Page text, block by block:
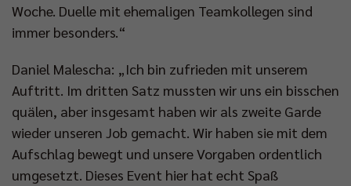
Woche. Duelle mit ehemaligen Teamkollegen sind
immer besonders.“
Daniel Malescha: „Ich bin zufrieden mit unserem
Auftritt. Im dritten Satz mussten wir uns ein bisschen
quälen, aber insgesamt haben wir als zweite Garde
wieder unseren Job gemacht. Wir haben sie mit dem
Aufschlag bewegt und unsere Vorgaben ordentlich
umgesetzt. Dieses Event hier hat echt Spaß